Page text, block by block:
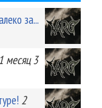
за...
1 месяц 3
2